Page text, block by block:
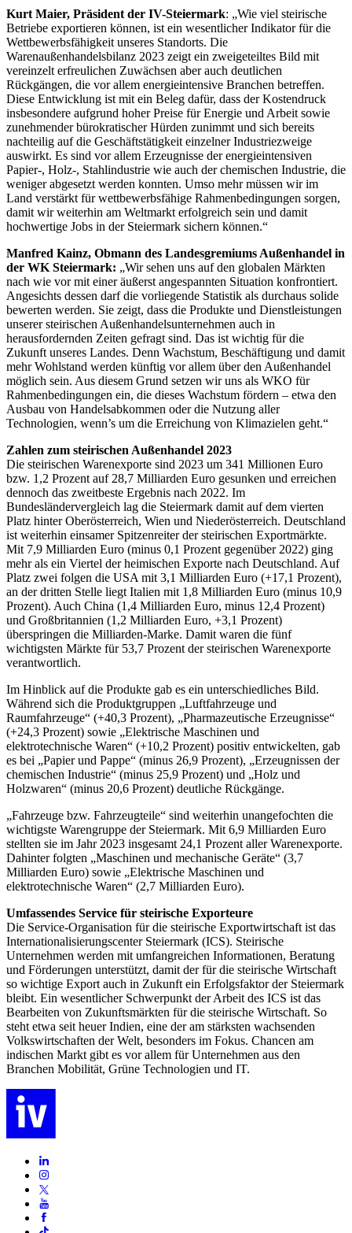
Kurt Maier, Präsident der IV-Steiermark: „Wie viel steirische
Betriebe exportieren können, ist ein wesentlicher Indikator für die
Wettbewerbsfähigkeit unseres Standorts. Die
Warenaußenhandelsbilanz 2023 zeigt ein zweigeteiltes Bild mit
vereinzelt erfreulichen Zuwächsen aber auch deutlichen
Rückgängen, die vor allem energieintensive Branchen betreffen.
Diese Entwicklung ist mit ein Beleg dafür, dass der Kostendruck
insbesondere aufgrund hoher Preise für Energie und Arbeit sowie
zunehmender bürokratischer Hürden zunimmt und sich bereits
nachteilig auf die Geschäftstätigkeit einzelner Industriezweige
auswirkt. Es sind vor allem Erzeugnisse der energieintensiven
Papier-, Holz-, Stahlindustrie wie auch der chemischen Industrie, die
weniger abgesetzt werden konnten. Umso mehr müssen wir im
Land verstärkt für wettbewerbsfähige Rahmenbedingungen sorgen,
damit wir weiterhin am Weltmarkt erfolgreich sein und damit
hochwertige Jobs in der Steiermark sichern können.“
Manfred Kainz, Obmann des Landesgremiums Außenhandel in
der WK Steiermark: „Wir sehen uns auf den globalen Märkten
nach wie vor mit einer äußerst angespannten Situation konfrontiert.
Angesichts dessen darf die vorliegende Statistik als durchaus solide
bewerten werden. Sie zeigt, dass die Produkte und Dienstleistungen
unserer steirischen Außenhandelsunternehmen auch in
herausfordernden Zeiten gefragt sind. Das ist wichtig für die
Zukunft unseres Landes. Denn Wachstum, Beschäftigung und damit
mehr Wohlstand werden künftig vor allem über den Außenhandel
möglich sein. Aus diesem Grund setzen wir uns als WKO für
Rahmenbedingungen ein, die dieses Wachstum fördern – etwa den
Ausbau von Handelsabkommen oder die Nutzung aller
Technologien, wenn’s um die Erreichung von Klimazielen geht.“
Zahlen zum steirischen Außenhandel 2023
Die steirischen Warenexporte sind 2023 um 341 Millionen Euro
bzw. 1,2 Prozent auf 28,7 Milliarden Euro gesunken und erreichen
dennoch das zweitbeste Ergebnis nach 2022. Im
Bundesländervergleich lag die Steiermark damit auf dem vierten
Platz hinter Oberösterreich, Wien und Niederösterreich. Deutschland
ist weiterhin einsamer Spitzenreiter der steirischen Exportmärkte.
Mit 7,9 Milliarden Euro (minus 0,1 Prozent gegenüber 2022) ging
mehr als ein Viertel der heimischen Exporte nach Deutschland. Auf
Platz zwei folgen die USA mit 3,1 Milliarden Euro (+17,1 Prozent),
an der dritten Stelle liegt Italien mit 1,8 Milliarden Euro (minus 10,9
Prozent). Auch China (1,4 Milliarden Euro, minus 12,4 Prozent)
und Großbritannien (1,2 Milliarden Euro, +3,1 Prozent)
überspringen die Milliarden-Marke. Damit waren die fünf
wichtigsten Märkte für 53,7 Prozent der steirischen Warenexporte
verantwortlich.
Im Hinblick auf die Produkte gab es ein unterschiedliches Bild.
Während sich die Produktgruppen „Luftfahrzeuge und
Raumfahrzeuge“ (+40,3 Prozent), „Pharmazeutische Erzeugnisse“
(+24,3 Prozent) sowie „Elektrische Maschinen und
elektrotechnische Waren“ (+10,2 Prozent) positiv entwickelten, gab
es bei „Papier und Pappe“ (minus 26,9 Prozent), „Erzeugnissen der
chemischen Industrie“ (minus 25,9 Prozent) und „Holz und
Holzwaren“ (minus 20,6 Prozent) deutliche Rückgänge.
„Fahrzeuge bzw. Fahrzeugteile“ sind weiterhin unangefochten die
wichtigste Warengruppe der Steiermark. Mit 6,9 Milliarden Euro
stellten sie im Jahr 2023 insgesamt 24,1 Prozent aller Warenexporte.
Dahinter folgten „Maschinen und mechanische Geräte“ (3,7
Milliarden Euro) sowie „Elektrische Maschinen und
elektrotechnische Waren“ (2,7 Milliarden Euro).
Umfassendes Service für steirische Exporteure
Die Service-Organisation für die steirische Exportwirtschaft ist das
Internationalisierungscenter Steiermark (ICS). Steirische
Unternehmen werden mit umfangreichen Informationen, Beratung
und Förderungen unterstützt, damit der für die steirische Wirtschaft
so wichtige Export auch in Zukunft ein Erfolgsfaktor der Steiermark
bleibt. Ein wesentlicher Schwerpunkt der Arbeit des ICS ist das
Bearbeiten von Zukunftsmärkten für die steirische Wirtschaft. So
steht etwa seit heuer Indien, eine der am stärksten wachsenden
Volkswirtschaften der Welt, besonders im Fokus. Chancen am
indischen Markt gibt es vor allem für Unternehmen aus den
Branchen Mobilität, Grüne Technologien und IT.